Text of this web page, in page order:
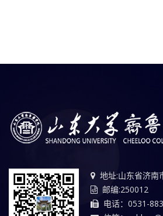
地址:山东省济南
邮编:250012
电话：0531-